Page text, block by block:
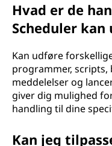
Hvad er de
Scheduler kan
Kan udføre
programmer, scripts,
meddelelser og
giver dig mulighed
handling til dine
Kan jeg